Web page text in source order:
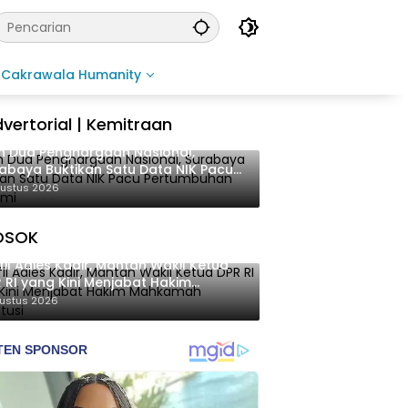
Cakrawala Humanity
| Kemitraan
Dua Penghargaan Nasional,
Buktikan Satu Data NIK Pacu
Ekonomi
2026
Adies Kadir, Mantan Wakil Ketua
RI yang Kini Menjabat Hakim
Konstitusi
2026